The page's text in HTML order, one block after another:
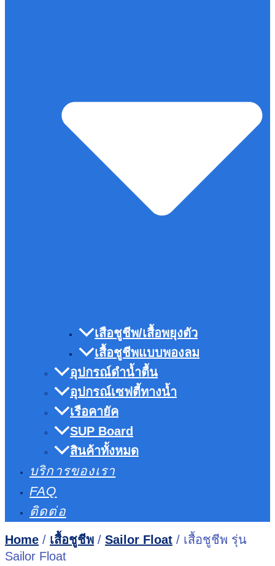
เสือชูชีพ/เสื้อพยุงตัว
เสื้อชูชีพแบบพองลม
อุปกรณ์ดำน้ำตื้น
อุปกรณ์เซฟตี้ทางน้ำ
เรือคายัค
SUP Board
สินค้าทั้งหมด
บริการของเรา
FAQ
ติดต่อ
Home / เสื้อชูชีพ / Sailor Float / เสื้อชูชีพ รุ่น
Sailor Float